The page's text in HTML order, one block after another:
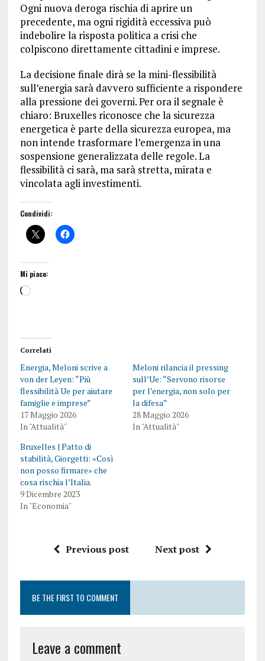
Ogni nuova deroga rischia di aprire un
precedente, ma ogni rigidità eccessiva può
indebolire la risposta politica a crisi che
colpiscono direttamente cittadini e imprese.
La decisione finale dirà se la mini-flessibilità
sull’energia sarà davvero sufficiente a rispondere
alla pressione dei governi. Per ora il segnale è
chiaro: Bruxelles riconosce che la sicurezza
energetica è parte della sicurezza europea, ma
non intende trasformare l’emergenza in una
sospensione generalizzata delle regole. La
flessibilità ci sarà, ma sarà stretta, mirata e
vincolata agli investimenti.
Condividi:
Mi piace:
Correlati
Energia, Meloni scrive a
von der Leyen: “Più
flessibilità Ue per aiutare
famiglie e imprese”
17 Maggio 2026
In "Attualità"
Meloni rilancia il pressing
sull’Ue: “Servono risorse
per l’energia, non solo per
la difesa”
28 Maggio 2026
In "Attualità"
Bruxelles | Patto di
stabilità, Giorgetti: «Così
non posso firmare» che
cosa rischia l’Italia.
9 Dicembre 2023
In "Economia"
Previous post Next post
BE THE FIRST TO COMMENT
Leave a comment